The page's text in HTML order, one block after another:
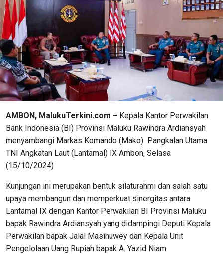
AMBON, MalukuTerkini.com – Kepala Kantor Perwakilan
Bank Indonesia (BI) Provinsi Maluku Rawindra Ardiansyah
menyambangi Markas Komando (Mako) Pangkalan Utama
TNI Angkatan Laut (Lantamal) IX Ambon, Selasa
(15/10/2024)
Kunjungan ini merupakan bentuk silaturahmi dan salah satu
upaya membangun dan memperkuat sinergitas antara
Lantamal IX dengan Kantor Perwakilan BI Provinsi Maluku
bapak Rawindra Ardiansyah yang didampingi Deputi Kepala
Perwakilan bapak Jalal Masihuwey dan Kepala Unit
Pengelolaan Uang Rupiah bapak A. Yazid Niam.